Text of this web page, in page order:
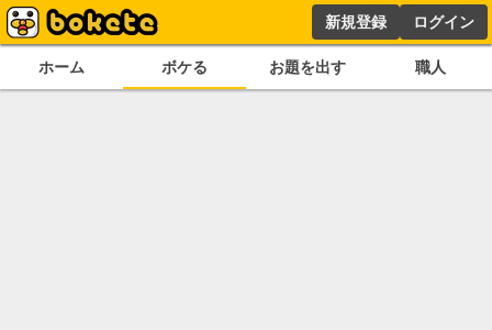
新規登録 ログイン
ホーム ボケる お題を出す 職人